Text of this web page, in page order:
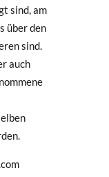
sind, am
über den
sind.
auch